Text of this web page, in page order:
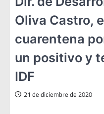
Oliva Castro,
cuarentena
un positivo y
IDF
21 de diciembre de 2020